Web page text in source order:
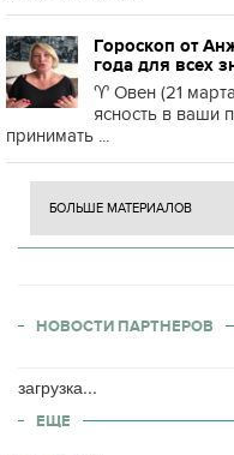
Гороскоп от
года для всех
♈️ Овен (21
ясность в ваши
принимать ...
БОЛЬШЕ МАТЕРИАЛОВ
НОВОСТИ ПАРТНЕРОВ
загрузка...
ЕЩЕ